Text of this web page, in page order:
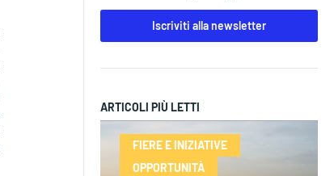
Iscriviti alla newsletter
ARTICOLI PIÙ LETTI
FIERE E INIZIATIVE
OPPORTUNITÀ